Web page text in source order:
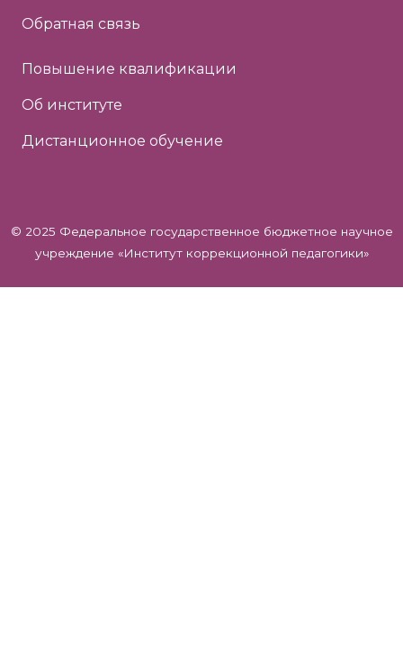
Обратная связь
Повышение квалификации
Об институте
Дистанционное обучение
© 2025 Федеральное государственное бюджетное научное
учреждение «Институт коррекционной педагогики»